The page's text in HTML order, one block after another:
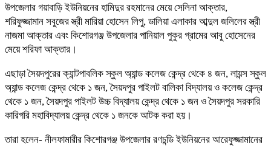
উপজেলার গয়াবাড়ি ইউনিয়নের হামিদুর রহমানের মেয়ে সেলিনা আক্তার,
শরিফুজ্জামান সবুজের স্ত্রী মারিয়া হোসেন লিপু, ডালিয়া এলাকার আব্দুল জলিলের স্ত্রী
নাজমা আক্তার এবং কিশোরগঞ্জ উপজেলার পানিয়াল পুকুর গ্রামের আবু হোসেনের
মেয়ে শরিফা আক্তার।
এছাড়া সৈয়দপুরের ক্যান্টপাবলিক স্কুল অ্যান্ড কলেজ কেন্দ্র থেকে ৪ জন, লায়ন্স স্কুল
অ্যান্ড কলেজ কেন্দ্র থেকে ১ জন, সৈয়দপুর পাইলট বালিকা বিদ্যালয় ও কলেজ কেন্দ্র
থেকে ১ জন, সৈয়দপুর পাইলট উচ্চ বিদ্যালয় কেন্দ্র থেকে ১ জন ও সৈয়দপুর সরকারি
কারিগরি মহাবিদ্যালয় কেন্দ্র থেকে ১ জনকে আটক করা হয়।
তারা হলেন- নীলফামারীর কিশোরগঞ্জ উপজেলার রণচন্ডি ইউনিয়নের আরেফুজ্জামানের